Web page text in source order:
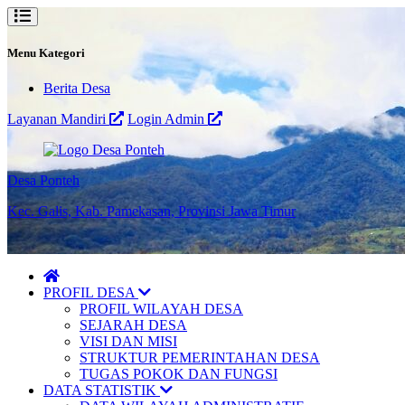
Menu Kategori
Berita Desa
Layanan Mandiri
Login Admin
Desa Ponteh
Kec. Galis, Kab. Pamekasan, Provinsi Jawa Timur
PROFIL DESA
PROFIL WILAYAH DESA
SEJARAH DESA
VISI DAN MISI
STRUKTUR PEMERINTAHAN DESA
TUGAS POKOK DAN FUNGSI
DATA STATISTIK